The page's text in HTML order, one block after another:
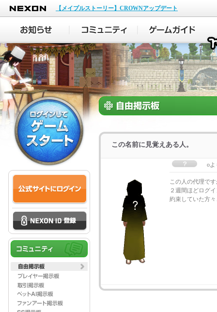
NEXON
【メイプルストーリー】CROWNアップデート
この名前に見覚えある人。
oよ
この人の代理で
２週間ほどログ
約束していた方